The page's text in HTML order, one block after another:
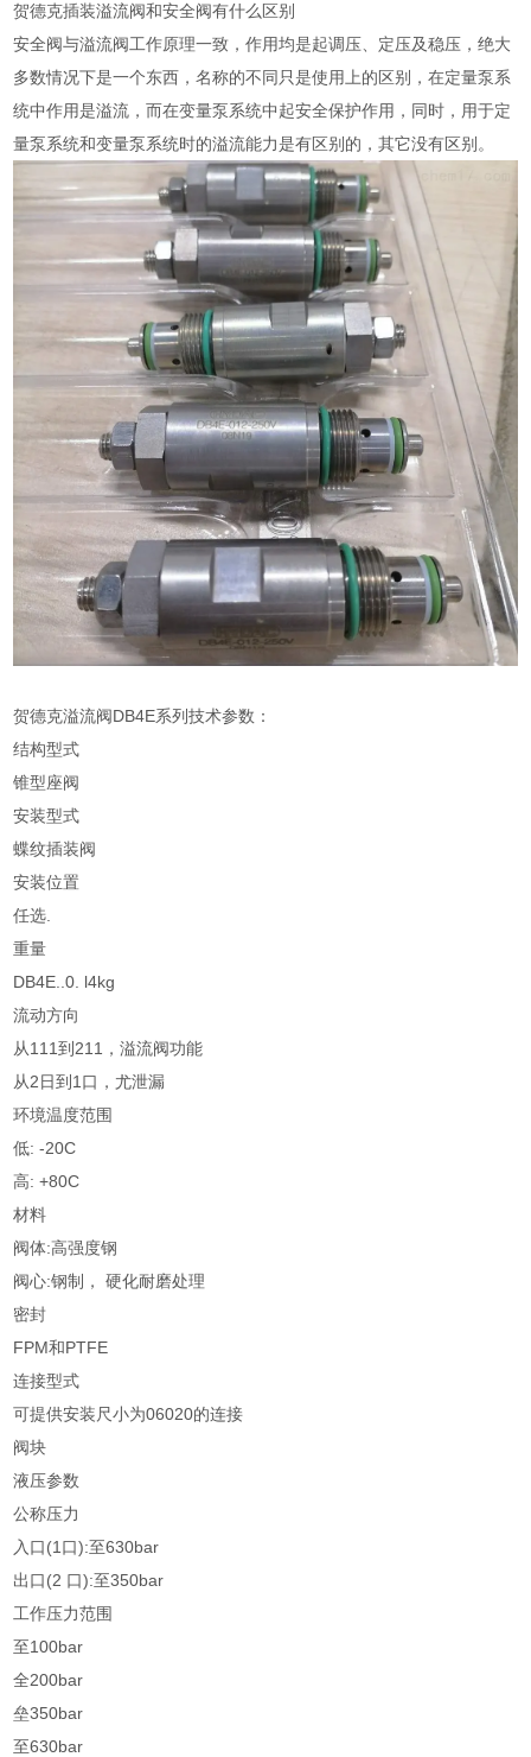
贺德克插装溢流阀和安全阀有什么区别
安全阀与溢流阀工作原理一致，作用均是起调压、定压及稳压，绝大
多数情况下是一个东西，名称的不同只是使用上的区别，在定量泵系
统中作用是溢流，而在变量泵系统中起安全保护作用，同时，用于定
量泵系统和变量泵系统时的溢流能力是有区别的，其它没有区别。
贺德克溢流阀DB4E系列技术参数：
结构型式
锥型座阀
安装型式
蝶纹插装阀
安装位置
任选.
重量
DB4E..0. l4kg
流动方向
从111到211，溢流阀功能
从2日到1口，尤泄漏
环境温度范围
低: -20C
高: +80C
材料
阀体:高强度钢
阀心:钢制， 硬化耐磨处理
密封
FPM和PTFE
连接型式
可提供安装尺小为06020的连接
阀块
液压参数
公称压力
入口(1口):至630bar
出口(2 口):至350bar
工作压力范围
至100bar
全200bar
垒350bar
至630bar